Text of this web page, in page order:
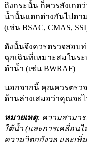
ถึงกระนั้น ก็ควรสังเก
น้ำนั้นแตกต่างกันไปตา
(เช่น BSAC, CMAS,
ดังนั้นจึงควรตรวจสอบ
ฉุกเฉินที่เหมาะสมในร
ดำน้ำ (เช่น BWRAF)
นอกจากนี้ คุณควรตร
ด้านล่างเสมอว่าคุณจะ
หมายเหตุ: ความสามา
ใต้น้ำ (และการเคลื่อน
ความวิตกกังวล และเพิ่